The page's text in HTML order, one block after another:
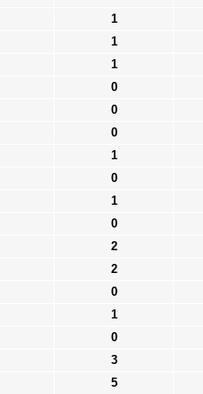
1
1
1
0
0
0
1
0
1
0
2
2
0
1
0
3
5